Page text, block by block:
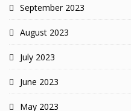
September 2023
August 2023
July 2023
June 2023
May 2023